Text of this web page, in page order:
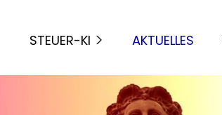
STEUER-KI AKTUELLES